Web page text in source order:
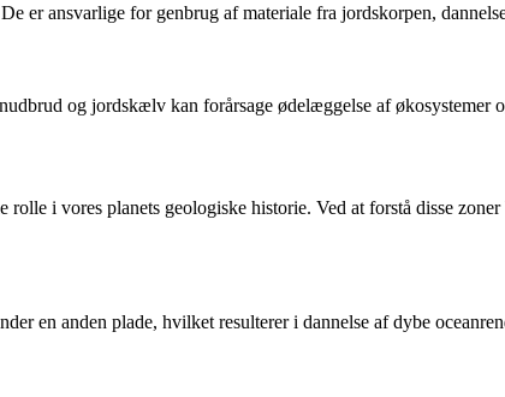
er ansvarlige for genbrug af materiale fra jordskorpen,
og jordskælv kan forårsage ødelæggelse af økosystemer
i vores planets geologiske historie. Ved at forstå disse
en anden plade, hvilket resulterer i dannelse af dybe